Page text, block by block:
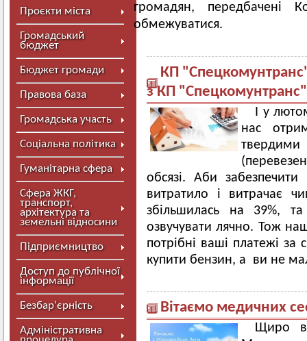
Проєкти міста
Громадський
бюджет
Бюджет громади
Правова база
Громадська участь
Соціальна політика
Гуманітарна сфера
Сфера ЖКГ,
транспорт,
архітектура та
земельні відносини
Підприємництво
Доступ до публічної
інформації
Безбар’єрність
Адміністративна
громадян, передбачені
обмежуватися.
КП
з КП
І у
нас
обсязі. Аби
витратило і витрачає
збільшилась на 39%,
озвучувати лячно. Тож
потрібні ваші платежі
купити бензин, а ви не
Вітаємо медичних
Щиро